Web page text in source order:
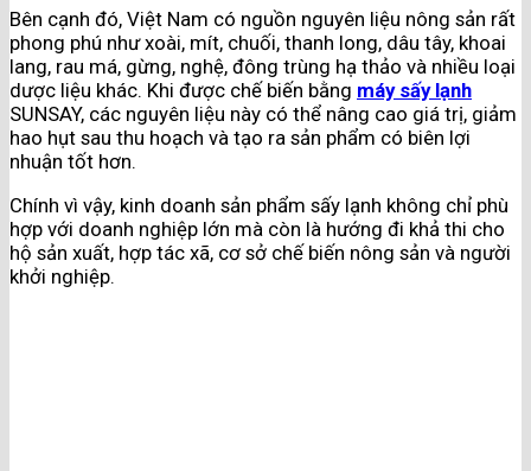
Bên cạnh đó, Việt Nam có nguồn nguyên liệu nông sản rất
phong phú như xoài, mít, chuối, thanh long, dâu tây, khoai
lang, rau má, gừng, nghệ, đông trùng hạ thảo và nhiều loại
dược liệu khác. Khi được chế biến bằng máy sấy lạnh
SUNSAY, các nguyên liệu này có thể nâng cao giá trị, giảm
hao hụt sau thu hoạch và tạo ra sản phẩm có biên lợi
nhuận tốt hơn.
Chính vì vậy, kinh doanh sản phẩm sấy lạnh không chỉ phù
hợp với doanh nghiệp lớn mà còn là hướng đi khả thi cho
hộ sản xuất, hợp tác xã, cơ sở chế biến nông sản và người
khởi nghiệp.